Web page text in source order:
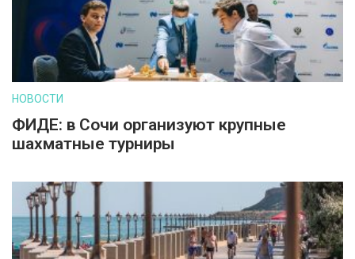
НОВОСТИ
ФИДЕ: в Сочи организуют крупные
шахматные турниры